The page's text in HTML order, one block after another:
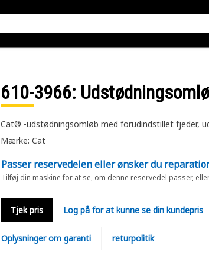
610-3966:
Cat® -udstødningsomløb med forudindstillet fjeder,
Mærke: Cat
Passer reservedelen eller ønsker du
Tilføj din maskine for at se, om denne reservedel passer,
Tjek pris Log på for at kunne se din kundepris
Oplysninger om garanti returpolitik